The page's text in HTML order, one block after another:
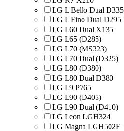
LG L Bello Dual D335
LG L Fino Dual D295
LG L60 Dual X135
LG L65 (D285)
LG L70 (MS323)
LG L70 Dual (D325)
LG L80 (D380)
LG L80 Dual D380
LG L9 P765
LG L90 (D405)
LG L90 Dual (D410)
LG Leon LGH324
LG Magna LGH502F